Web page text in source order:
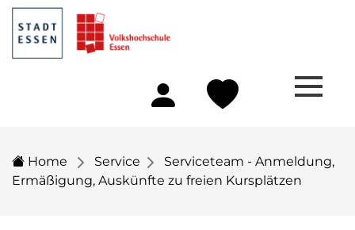
Home Service
Serviceteam - Anmeldung,
Ermäßigung, Auskünfte zu freien Kursplätzen